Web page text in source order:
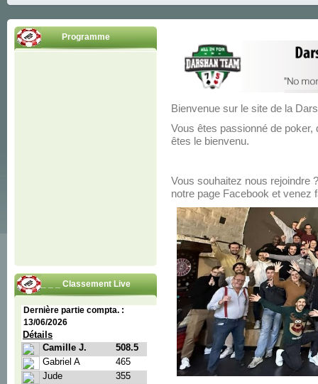
Programme
_ _ _ Classement Live
Bienvenue sur le site de la
Vous êtes passionné de
êtes le bienvenu.
Vous souhaitez nous rejoindre
notre page Facebook et venez